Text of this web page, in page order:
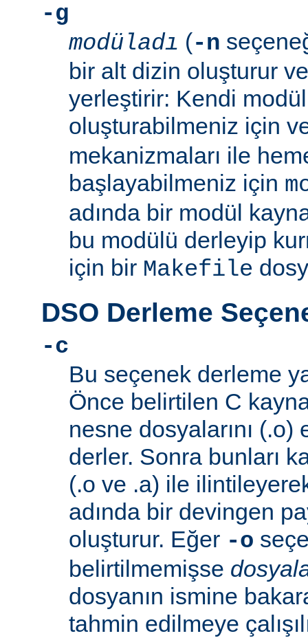
-g
modüladı (-n
bir alt dizin oluşturur
yerleştirir: Kendi
oluşturabilmeniz için
mekanizmaları ile
başlayabilmeniz için
adında bir modül
bu modülü derleyip
için bir Makefile
DSO Derleme
-c
Bu seçenek derleme
Önce belirtilen C
nesne dosyalarını
derler. Sonra bunları
(.o ve .a) ile
adında bir devingen
oluşturur. Eğer -o
belirtilmemişse
dosyanın ismine
tahmin edilmeye